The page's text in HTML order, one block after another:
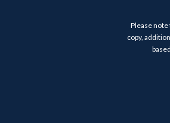
Please
copy,